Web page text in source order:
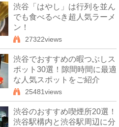
渋谷「はやし」は行列を並ん
でも食べるべき超人気ラーメ
ン！
27322views
渋谷でおすすめの暇つぶしス
ポット30選！隙間時間に最適
な人気スポットをご紹介
25481views
渋谷のおすすめ喫煙所20選！
渋谷駅構内と渋谷駅周辺に分